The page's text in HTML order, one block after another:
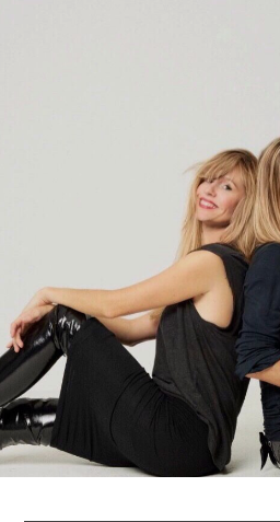
INICIO
SOBRE
CONTACTO